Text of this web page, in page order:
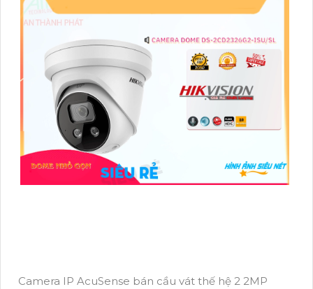
Camera IP AcuSense bán cầu vát thế hệ 2 2MP